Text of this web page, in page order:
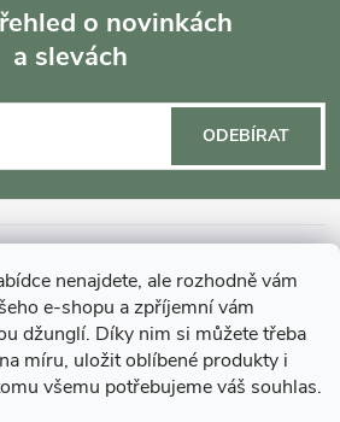
nenajdete, ale rozhodně vám
e-shopu a zpříjemní vám
džunglí. Díky nim si můžete třeba
míru, uložit oblíbené produkty i
všemu potřebujeme váš souhlas.
o novinkách
a slevách
ODEBÍRAT